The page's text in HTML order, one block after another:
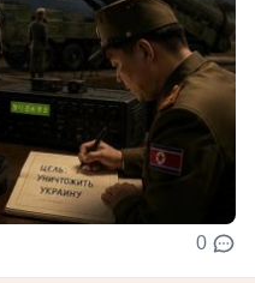
0